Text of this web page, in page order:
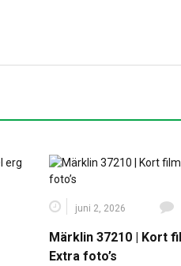
juni 2, 2026
Märklin 37210 | Kort
Extra foto’s